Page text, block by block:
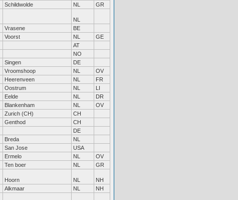
Schildwolde NL GR
NL
Vrasene
BE
Voorst NL
GE
AT
NO
Singen
DE
Vroomshoop NL
OV
Heerenveen NL
FR
Oostrum NL
LI
Eelde NL
DR
Blankenham NL
OV
Zurich (CH)
CH
Genthod
CH
DE
Breda
NL
San Jose
USA
Ermelo NL
OV
Ten boer NL GR
Hoorn NL
NH
Alkmaar NL NH